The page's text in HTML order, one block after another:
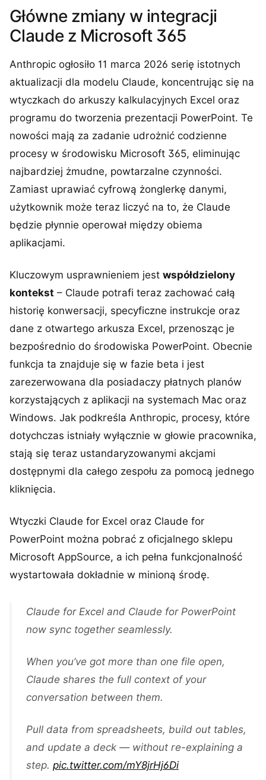
Główne zmiany w integracji
Claude z Microsoft 365
Anthropic ogłosiło 11 marca 2026 serię istotnych
aktualizacji dla modelu Claude, koncentrując się na
wtyczkach do arkuszy kalkulacyjnych Excel oraz
programu do tworzenia prezentacji PowerPoint. Te
nowości mają za zadanie udrożnić codzienne
procesy w środowisku Microsoft 365, eliminując
najbardziej żmudne, powtarzalne czynności.
Zamiast uprawiać cyfrową żonglerkę danymi,
użytkownik może teraz liczyć na to, że Claude
będzie płynnie operował między obiema
aplikacjami.
Kluczowym usprawnieniem jest współdzielony
kontekst – Claude potrafi teraz zachować całą
historię konwersacji, specyficzne instrukcje oraz
dane z otwartego arkusza Excel, przenosząc je
bezpośrednio do środowiska PowerPoint. Obecnie
funkcja ta znajduje się w fazie beta i jest
zarezerwowana dla posiadaczy płatnych planów
korzystających z aplikacji na systemach Mac oraz
Windows. Jak podkreśla Anthropic, procesy, które
dotychczas istniały wyłącznie w głowie pracownika,
stają się teraz ustandaryzowanymi akcjami
dostępnymi dla całego zespołu za pomocą jednego
kliknięcia.
Wtyczki Claude for Excel oraz Claude for
PowerPoint można pobrać z oficjalnego sklepu
Microsoft AppSource, a ich pełna funkcjonalność
wystartowała dokładnie w minioną środę.
Claude for Excel and Claude for PowerPoint
now sync together seamlessly.
When you’ve got more than one file open,
Claude shares the full context of your
conversation between them.
Pull data from spreadsheets, build out tables,
and update a deck — without re-explaining a
step. pic.twitter.com/mY8jrHj6Di